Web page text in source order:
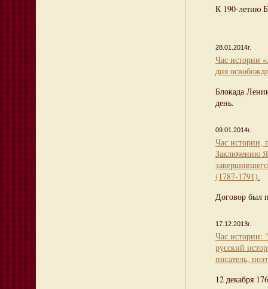
К 190-летию
28.01.2014г.
Час истории
дня
Блокада
день.
09.01.2014г.
Час истории,
Заключению
(1787-1791).
Договор был
17.12.2013г.
Час истории:
русский
писатель,
12 декабря